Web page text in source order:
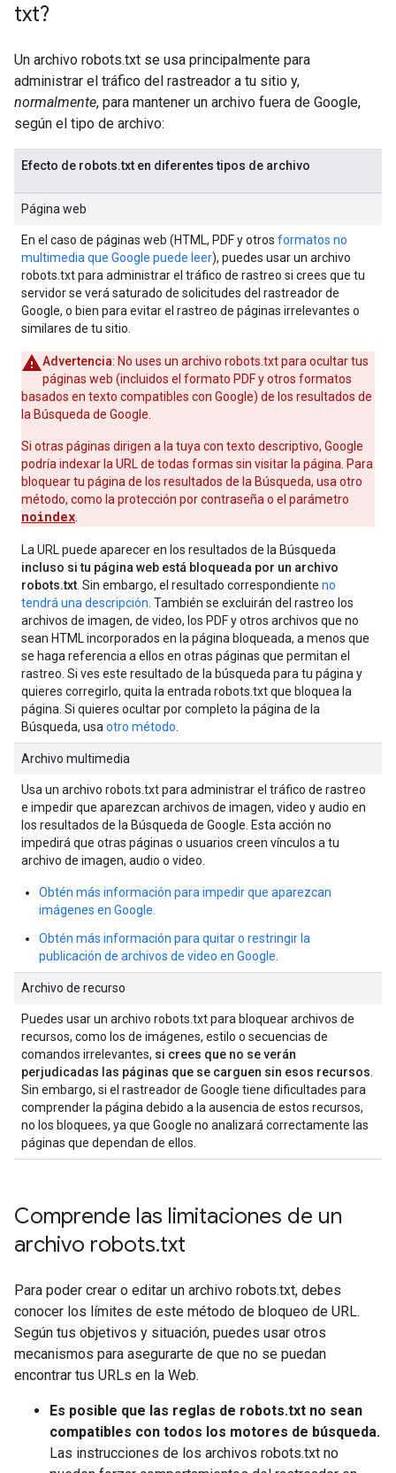
txt?
Un archivo robots.txt se usa principalmente para
administrar el tráfico del rastreador a tu sitio y,
normalmente, para mantener un archivo fuera de Google,
según el tipo de archivo:
Efecto de robots.txt en diferentes tipos de archivo
Página web
En el caso de páginas web (HTML, PDF y otros formatos no
multimedia que Google puede leer), puedes usar un archivo
robots.txt para administrar el tráfico de rastreo si crees que tu
servidor se verá saturado de solicitudes del rastreador de
Google, o bien para evitar el rastreo de páginas irrelevantes o
similares de tu sitio.
Advertencia: No uses un archivo robots.txt para ocultar tus
páginas web (incluidos el formato PDF y otros formatos
basados en texto compatibles con Google) de los resultados de
la Búsqueda de Google.
Si otras páginas dirigen a la tuya con texto descriptivo, Google
podría indexar la URL de todas formas sin visitar la página. Para
bloquear tu página de los resultados de la Búsqueda, usa otro
método, como la protección por contraseña o el parámetro
noindex
La URL puede aparecer en los resultados de la Búsqueda
incluso si tu página web está bloqueada por un archivo
robots.txt . Sin embargo, el resultado correspondiente no
tendrá una descripción . También se excluirán del rastreo los
archivos de imagen, de video, los PDF y otros archivos que no
sean HTML incorporados en la página bloqueada, a menos que
se haga referencia a ellos en otras páginas que permitan el
rastreo. Si ves este resultado de la búsqueda para tu página y
quieres corregirlo, quita la entrada robots.txt que bloquea la
página. Si quieres ocultar por completo la página de la
Búsqueda, usa otro método
Archivo multimedia
Usa un archivo robots.txt para administrar el tráfico de rastreo
e impedir que aparezcan archivos de imagen, video y audio en
los resultados de la Búsqueda de Google. Esta acción no
impedirá que otras páginas o usuarios creen vínculos a tu
archivo de imagen, audio o video.
Obtén más información para impedir que aparezcan
imágenes en Google.
Obtén más información para quitar o restringir la
publicación de archivos de video en Google
Archivo de recurso
Puedes usar un archivo robots.txt para bloquear archivos de
recursos, como los de imágenes, estilo o secuencias de
comandos irrelevantes, si crees que no se verán
perjudicadas las páginas que se carguen sin esos recursos
Sin embargo, si el rastreador de Google tiene dificultades para
comprender la página debido a la ausencia de estos recursos,
no los bloquees, ya que Google no analizará correctamente las
páginas que dependan de ellos.
Comprende las limitaciones de un
archivo robots.txt
Para poder crear o editar un archivo robots.txt, debes
conocer los límites de este método de bloqueo de URL.
Según tus objetivos y situación, puedes usar otros
mecanismos para asegurarte de que no se puedan
encontrar tus URLs en la Web.
Es posible que las reglas de robots.txt no sean
compatibles con todos los motores de búsqueda.
Las instrucciones de los archivos robots.txt no